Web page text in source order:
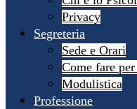
Privacy
Segreteria
Sede e Orari
Come fare
Modulistica
Professione